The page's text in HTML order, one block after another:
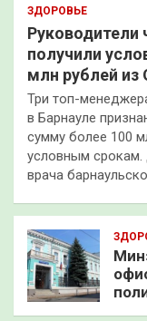
ЗДОРОВЬЕ
Руководители
получили
млн рублей
Три топ-
в Барнауле
сумму более 100
условным срокам.
врача